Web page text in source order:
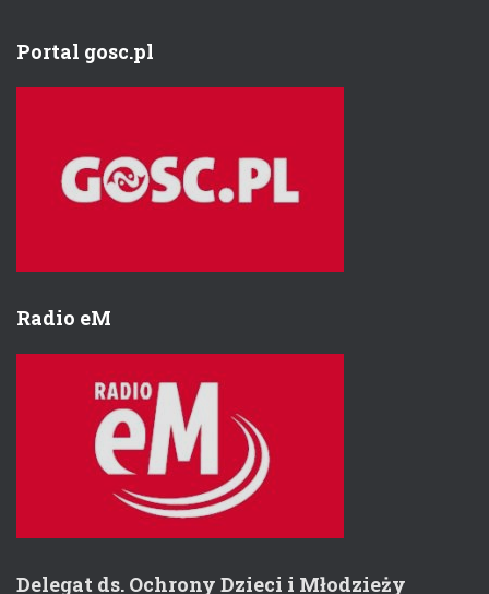
Portal gosc.pl
Radio eM
Delegat ds. Ochrony Dzieci i Młodzieży